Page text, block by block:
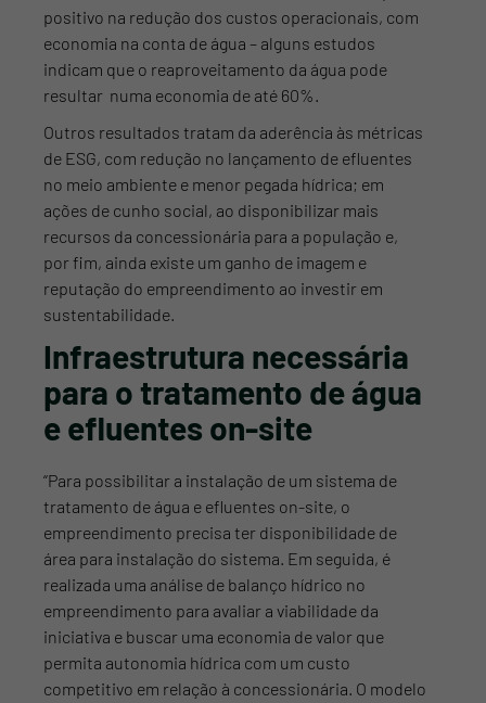
positivo na redução dos custos operacionais, com
economia na conta de água – alguns estudos
indicam que o reaproveitamento da água pode
resultar numa economia de até 60%.
Outros resultados tratam da aderência às métricas
de ESG, com redução no lançamento de efluentes
no meio ambiente e menor pegada hídrica; em
ações de cunho social, ao disponibilizar mais
recursos da concessionária para a população e,
por fim, ainda existe um ganho de imagem e
reputação do empreendimento ao investir em
sustentabilidade.
Infraestrutura necessária
para o tratamento de água
e efluentes on-site
“Para possibilitar a instalação de um sistema de
tratamento de água e efluentes on-site, o
empreendimento precisa ter disponibilidade de
área para instalação do sistema. Em seguida, é
realizada uma análise de balanço hídrico no
empreendimento para avaliar a viabilidade da
iniciativa e buscar uma economia de valor que
permita autonomia hídrica com um custo
competitivo em relação à concessionária. O modelo
Vamos conversar pelo
Whatsapp